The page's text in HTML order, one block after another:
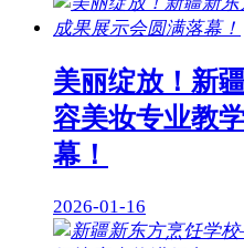
美丽绽放！新
容美妆专业教
幕！
2026-01-16